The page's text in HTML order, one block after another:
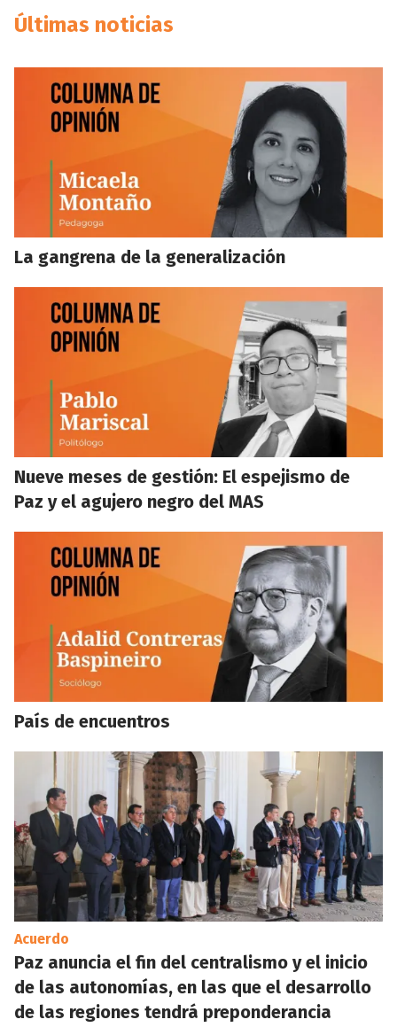
Últimas noticias
La gangrena de la generalización
Nueve meses de gestión: El espejismo de
Paz y el agujero negro del MAS
País de encuentros
Acuerdo
Paz anuncia el fin del centralismo y el inicio
de las autonomías, en las que el desarrollo
de las regiones tendrá preponderancia